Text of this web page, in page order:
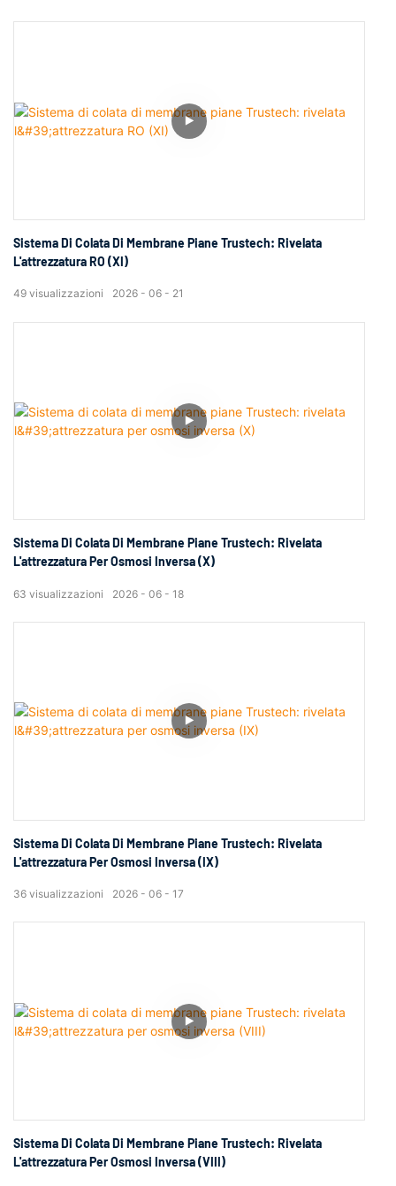
Sistema Di Colata Di Membrane Piane Trustech: Rivelata
L'attrezzatura RO (XI)
2026 06 21
49 visualizzazioni
Sistema Di Colata Di Membrane Piane Trustech: Rivelata
L'attrezzatura Per Osmosi Inversa (X)
2026 06 18
63 visualizzazioni
Sistema Di Colata Di Membrane Piane Trustech: Rivelata
L'attrezzatura Per Osmosi Inversa (IX)
2026 06 17
36 visualizzazioni
Sistema Di Colata Di Membrane Piane Trustech: Rivelata
L'attrezzatura Per Osmosi Inversa (VIII)